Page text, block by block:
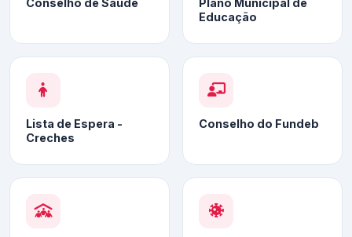
Conselho de Saúde
Plano Municipal de
Educação
Lista de Espera -
Creches
Conselho do Fundeb